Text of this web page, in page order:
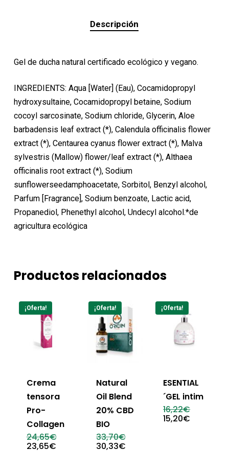
Descripción
Gel de ducha natural certificado ecológico y vegano.
INGREDIENTS: Aqua [Water] (Eau), Cocamidopropyl
hydroxysultaine, Cocamidopropyl betaine, Sodium
cocoyl sarcosinate, Sodium chloride, Glycerin, Aloe
barbadensis leaf extract (*), Calendula officinalis flower
extract (*), Centaurea cyanus flower extract (*), Malva
sylvestris (Mallow) flower/leaf extract (*), Althaea
officinalis root extract (*), Sodium
sunflowerseedamphoacetate, Sorbitol, Benzyl alcohol,
Parfum [Fragrance], Sodium benzoate, Lactic acid,
Propanediol, Phenethyl alcohol, Undecyl alcohol.*de
agricultura ecológica
Productos relacionados
¡Oferta!
Crema
tensora
Pro-
Collagen
24,65€El
23,65€El
¡Oferta!
Natural
Oil Blend
20% CBD
BIO
33,70€El
30,33€
¡Oferta!
ESENTIAL
´GEL intim
16,22€El
15,20€